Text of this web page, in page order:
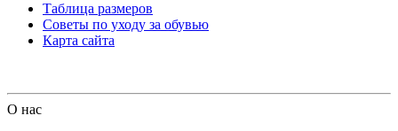
Таблица размеров
Советы по уходу за обувью
Карта сайта
О нас